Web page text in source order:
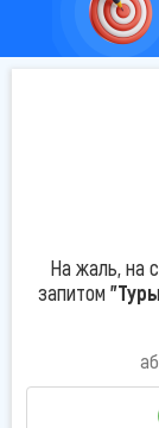
На жаль, на
запитом